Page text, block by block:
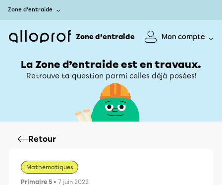
Zone d’entraide
Zone d’entraide Mon compte
La Zone d’entraide est en travaux.
Retrouve ta question parmi celles déjà posées!
Retour
Mathématiques
Primaire 5 • 7 juin 2022